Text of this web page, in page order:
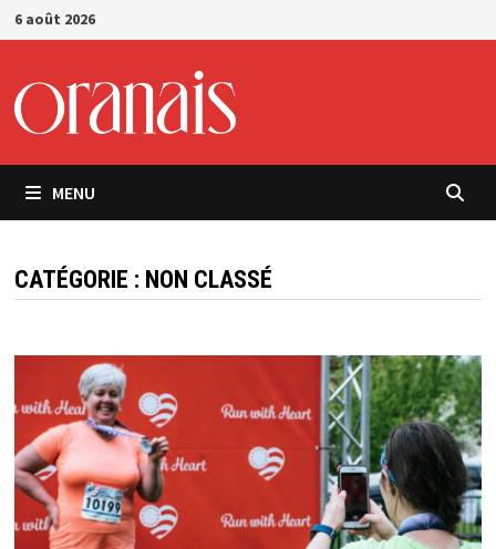
Passer
au
6 août 2026
MENU
CATÉGORIE : NON CLASSÉ